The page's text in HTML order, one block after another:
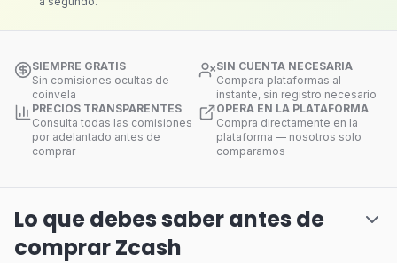
SIEMPRE GRATIS
Sin comisiones ocultas de
coinvela
SIN CUENTA NECESARIA
Compara plataformas al
instante, sin registro necesario
PRECIOS TRANSPARENTES
Consulta todas las comisiones
por adelantado antes de
comprar
OPERA EN LA PLATAFORMA
Compra directamente en la
plataforma — nosotros solo
comparamos
Lo que debes saber antes de
comprar Zcash